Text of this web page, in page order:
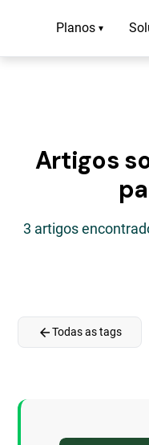
Planos ▾
Artigos
3 artigos
arrow_backTodas as tags